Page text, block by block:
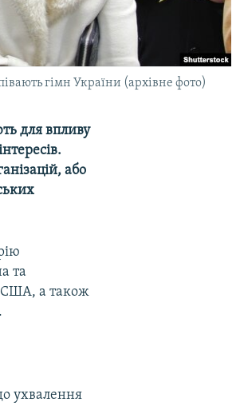
гімн України (архівне фото)
для впливу
або
та
США, а також
ухвалення